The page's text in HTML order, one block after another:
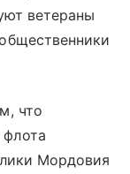
ветераны
что
Мордовия